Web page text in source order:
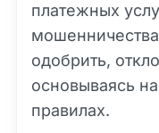
платежных
одобрить,
основываясь
правилах.